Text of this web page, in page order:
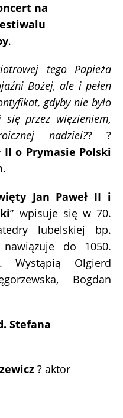
na
.
tego Papieża
Bożej, ale i pełen
gdyby nie było
przez więzieniem,
nadziei?? ?
II o Prymasie Polski
Jan Paweł II i
” wpisuje się w 70.
lubelskiej bp.
do 1050.
Wystąpią Olgierd
Bogdan
Stefana
? aktor